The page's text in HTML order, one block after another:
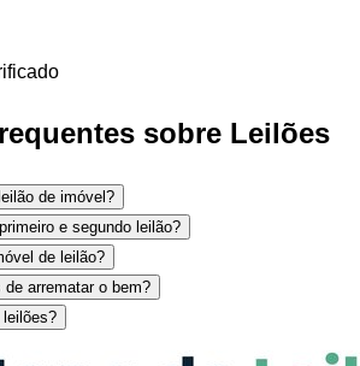
sobre Leilões
de imóvel?
e segundo leilão?
de leilão?
arrematar o bem?